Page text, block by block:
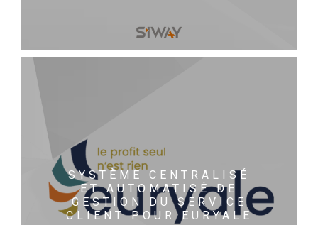
SYSTÈME CENTRALISÉ
ET AUTOMATISÉ DE
GESTION DU SERVICE
CLIENT POUR EURYALE